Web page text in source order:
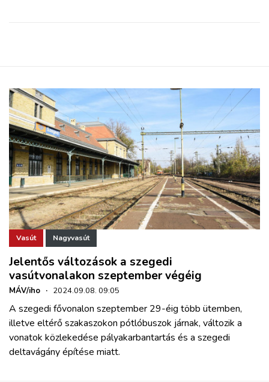
Vasút Nagyvasút
Jelentős változások a szegedi
vasútvonalakon szeptember végéig
MÁV/iho · 2024.09.08. 09:05
A szegedi fővonalon szeptember 29-éig több ütemben,
illetve eltérő szakaszokon pótlóbuszok járnak, változik a
vonatok közlekedése pályakarbantartás és a szegedi
deltavágány építése miatt.